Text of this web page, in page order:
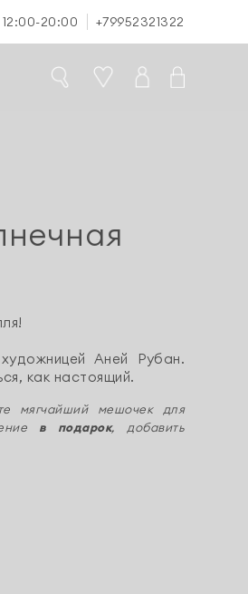
20:00 +79952321322
Аней Рубан.
как настоящий.
мягчайший мешочек для
в подарок, добавить